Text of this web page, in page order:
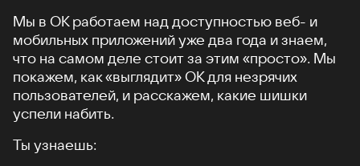
Мы в ОК работаем над доступностью веб- и
мобильных приложений уже два года и знаем,
что на самом деле стоит за этим «просто». Мы
покажем, как «выглядит» ОК для незрячих
пользователей, и расскажем, какие шишки
успели набить.
Ты узнаешь: